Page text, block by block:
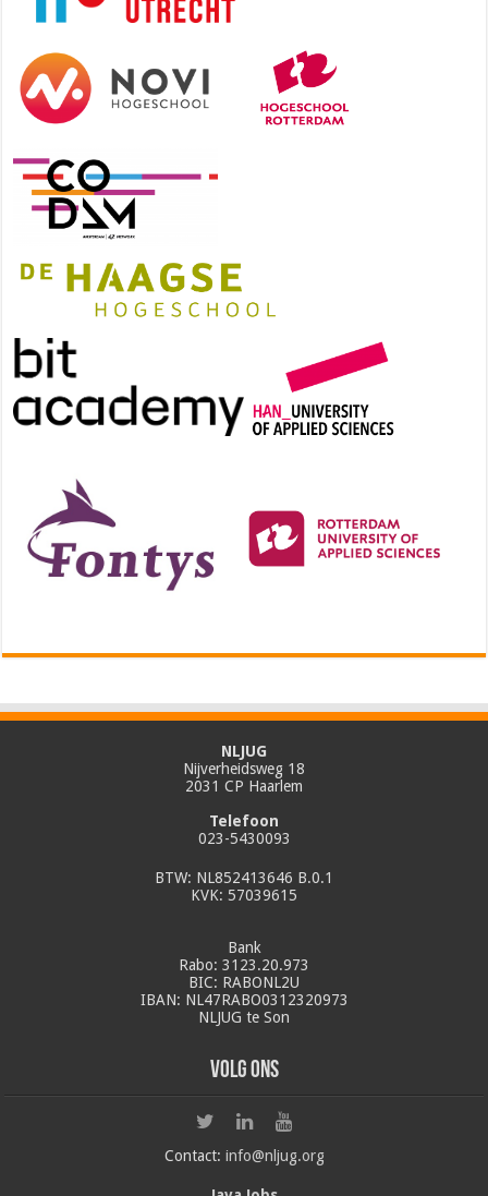
NLJUG
Nijverheidsweg 18
2031 CP Haarlem
Telefoon
023-5430093
BTW: NL852413646 B.0.1
KVK: 57039615
Bank
Rabo: 3123.20.973
BIC: RABONL2U
IBAN: NL47RABO0312320973
NLJUG te Son
Volg ons
Contact: info@nljug.org